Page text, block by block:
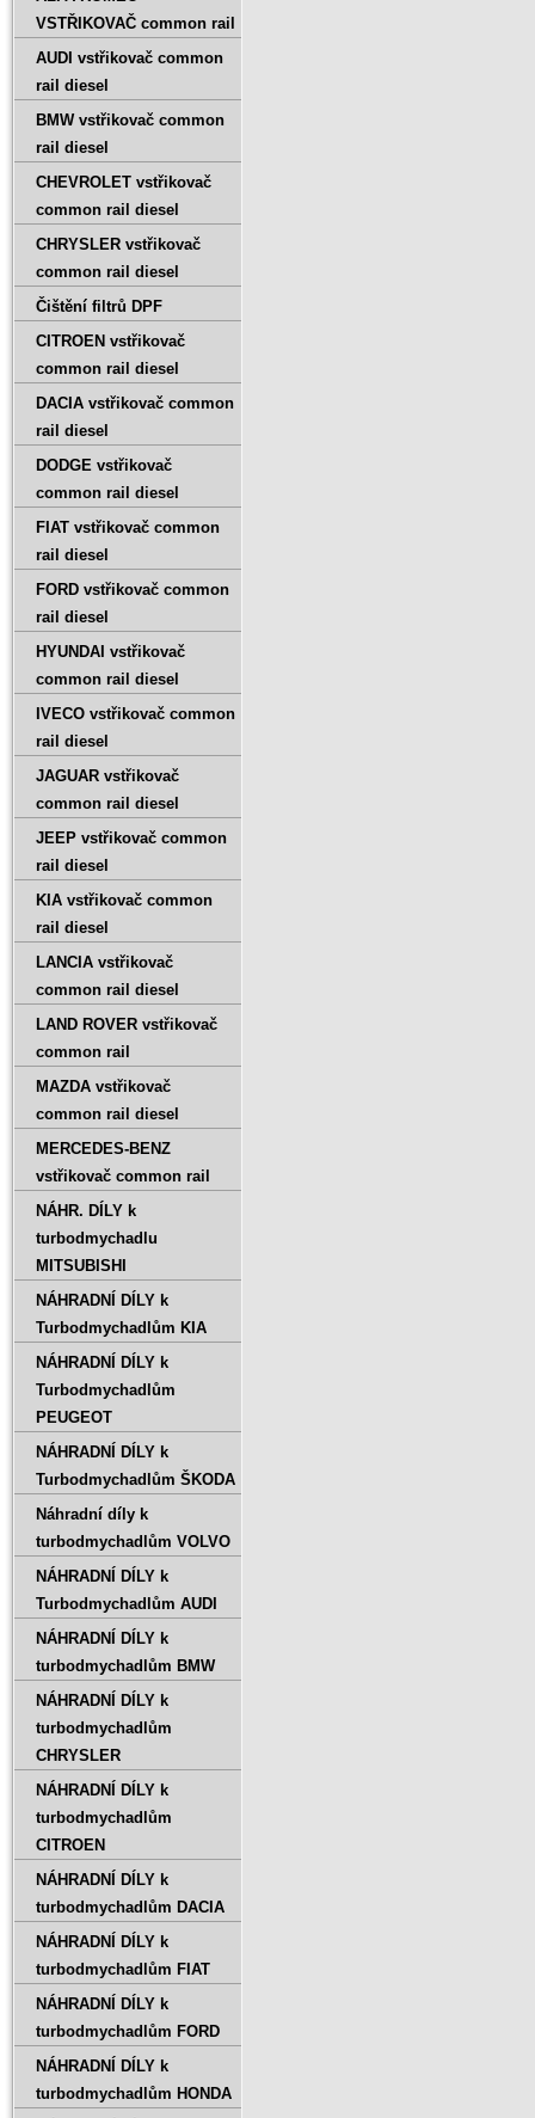
VSTŘIKOVAČ common rail
AUDI vstřikovač common
rail diesel
BMW vstřikovač common
rail diesel
CHEVROLET vstřikovač
common rail diesel
CHRYSLER vstřikovač
common rail diesel
Čištění filtrů DPF
CITROEN vstřikovač
common rail diesel
DACIA vstřikovač common
rail diesel
DODGE vstřikovač
common rail diesel
FIAT vstřikovač common
rail diesel
FORD vstřikovač common
rail diesel
HYUNDAI vstřikovač
common rail diesel
IVECO vstřikovač common
rail diesel
JAGUAR vstřikovač
common rail diesel
JEEP vstřikovač common
rail diesel
KIA vstřikovač common
rail diesel
LANCIA vstřikovač
common rail diesel
LAND ROVER vstřikovač
common rail
MAZDA vstřikovač
common rail diesel
MERCEDES-BENZ
vstřikovač common rail
NÁHR. DÍLY k
turbodmychadlu
MITSUBISHI
NÁHRADNÍ DÍLY k
Turbodmychadlům KIA
NÁHRADNÍ DÍLY k
Turbodmychadlům
PEUGEOT
NÁHRADNÍ DÍLY k
Turbodmychadlům ŠKODA
Náhradní díly k
turbodmychadlům VOLVO
NÁHRADNÍ DÍLY k
Turbodmychadlům AUDI
NÁHRADNÍ DÍLY k
turbodmychadlům BMW
NÁHRADNÍ DÍLY k
turbodmychadlům
CHRYSLER
NÁHRADNÍ DÍLY k
turbodmychadlům
CITROEN
NÁHRADNÍ DÍLY k
turbodmychadlům DACIA
NÁHRADNÍ DÍLY k
turbodmychadlům FIAT
NÁHRADNÍ DÍLY k
turbodmychadlům FORD
NÁHRADNÍ DÍLY k
turbodmychadlům HONDA